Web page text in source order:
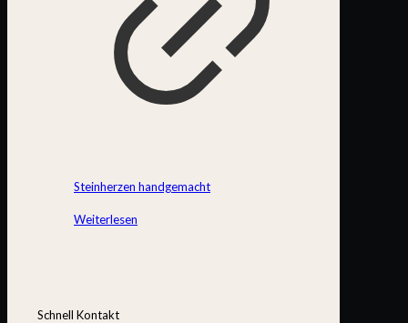
Steinherzen handgemacht
Weiterlesen
Schnell Kontakt